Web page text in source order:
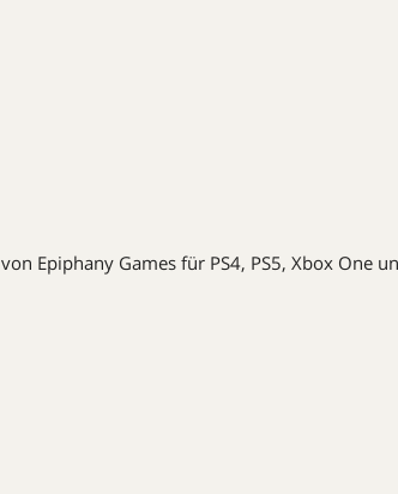
von Epiphany Games für PS4, PS5, Xbox One